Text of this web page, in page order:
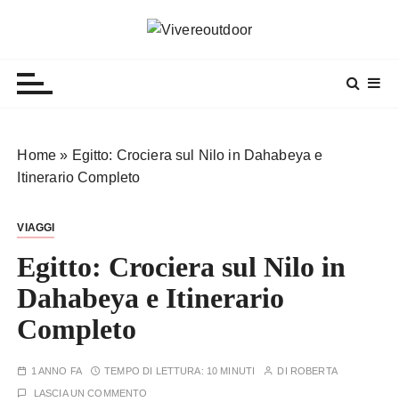
Home » Egitto: Crociera sul Nilo in Dahabeya e
Itinerario Completo
VIAGGI
Egitto: Crociera sul Nilo in
Dahabeya e Itinerario
Completo
1 ANNO FA TEMPO DI LETTURA: 10 MINUTI DI ROBERTA
LASCIA UN COMMENTO